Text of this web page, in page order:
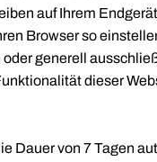
auf Ihrem
Browser so
generell
dieser
Dauer von 7 Tagen